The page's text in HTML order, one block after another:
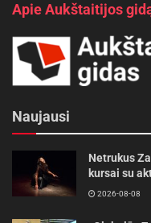
Apie Aukštaitijos
Naujausi
Netrukus
kursai su
2026-08-08